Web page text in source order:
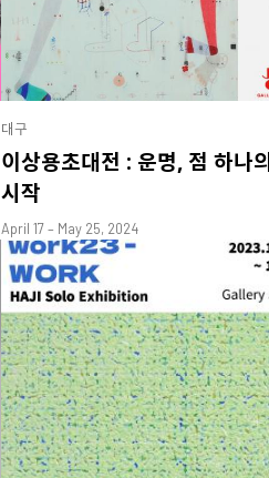
대구
이상용초대전 : 운명, 점 하나의
시작
April 17 – May 25, 2024